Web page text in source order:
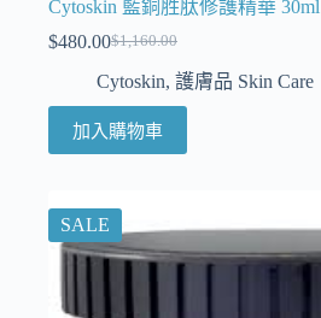
Cytoskin 藍銅胜肽修護精華 30ml
$1,160.00
$480.00
Cytoskin, 護膚品 Skin Care
加入購物車
SALE